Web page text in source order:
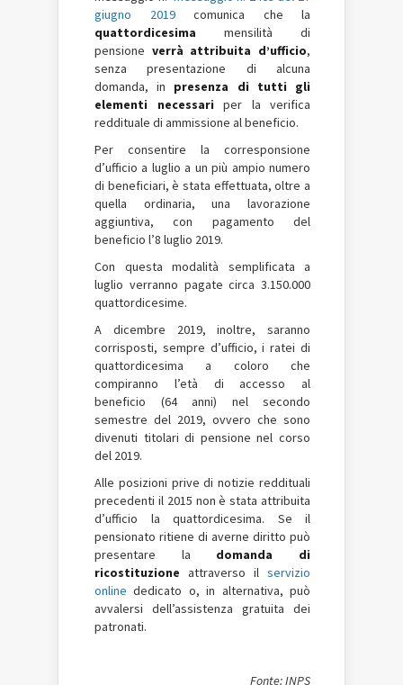
giugno 2019comunica che la
quattordicesima mensilità di
pensione verrà attribuita d’ufficio,
senza presentazione di alcuna
domanda, in presenza di tutti gli
elementi necessari per la verifica
reddituale di ammissione al beneficio.
Per consentire la corresponsione
d’ufficio a luglio a un più ampio numero
di beneficiari, è stata effettuata, oltre a
quella ordinaria, una lavorazione
aggiuntiva, con pagamento del
beneficio l’8 luglio 2019.
Con questa modalità semplificata a
luglio verranno pagate circa 3.150.000
quattordicesime.
A dicembre 2019, inoltre, saranno
corrisposti, sempre d’ufficio, i ratei di
quattordicesima a coloro che
compiranno l’età di accesso al
beneficio (64 anni) nel secondo
semestre del 2019, ovvero che sono
divenuti titolari di pensione nel corso
del 2019.
Alle posizioni prive di notizie reddituali
precedenti il 2015 non è stata attribuita
d’ufficio la quattordicesima. Se il
pensionato ritiene di averne diritto può
presentare la domanda di
ricostituzione attraverso il servizio
online dedicato o, in alternativa, può
avvalersi dell’assistenza gratuita dei
patronati.
Fonte: INPS